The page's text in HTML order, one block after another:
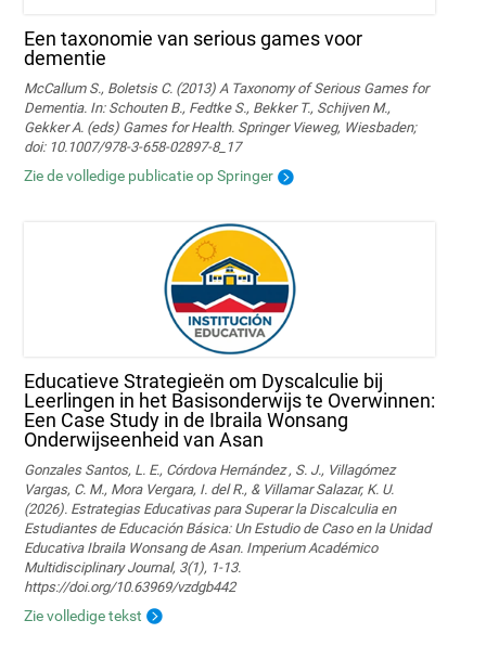
Een taxonomie van serious games voor
dementie
McCallum S., Boletsis C. (2013) A Taxonomy of Serious Games for
Dementia. In: Schouten B., Fedtke S., Bekker T., Schijven M.,
Gekker A. (eds) Games for Health. Springer Vieweg, Wiesbaden;
doi: 10.1007/978-3-658-02897-8_17
Zie de volledige publicatie op Springer
Educatieve Strategieën om Dyscalculie bij
Leerlingen in het Basisonderwijs te Overwinnen:
Een Case Study in de Ibraila Wonsang
Onderwijseenheid van Asan
Gonzales Santos, L. E., Córdova Hernández , S. J., Villagómez
Vargas, C. M., Mora Vergara, I. del R., & Villamar Salazar, K. U.
(2026). Estrategias Educativas para Superar la Discalculia en
Estudiantes de Educación Básica: Un Estudio de Caso en la Unidad
Educativa Ibraila Wonsang de Asan. Imperium Académico
Multidisciplinary Journal, 3(1), 1-13.
https://doi.org/10.63969/vzdgb442
Zie volledige tekst